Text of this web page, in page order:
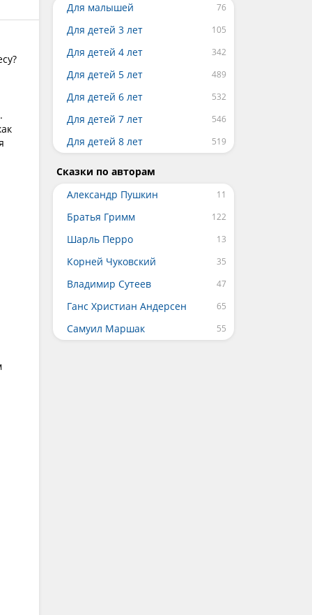
Для малышей
Для детей 3 лет
Для детей 4 лет
Для детей 5 лет
Для детей 6 лет
Для детей 7 лет
Для детей 8 лет
Сказки по авторам
Александр Пушкин
Братья Гримм
Шарль Перро
Корней Чуковский
Владимир Сутеев
Ганс Христиан Андерсен
Самуил Маршак